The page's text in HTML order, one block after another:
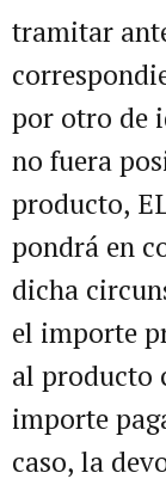
tramitar
por otro de
no fuera
producto,
pondrá en
dicha
el importe
al producto
importe
caso, la